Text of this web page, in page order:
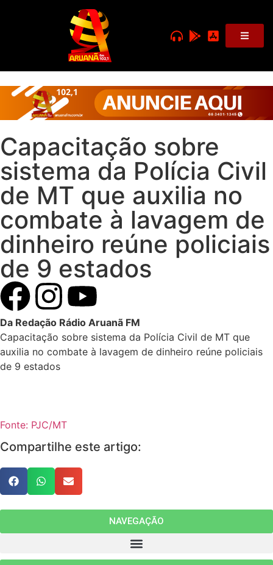
Capacitação sobre
sistema da Polícia Civil
de MT que auxilia no
combate à lavagem de
dinheiro reúne policiais
de 9 estados
Da Redação Rádio Aruanã FM
Capacitação sobre sistema da Polícia Civil de MT que
auxilia no combate à lavagem de dinheiro reúne policiais
de 9 estados
Fonte: PJC/MT
Compartilhe este artigo:
NAVEGAÇÃO